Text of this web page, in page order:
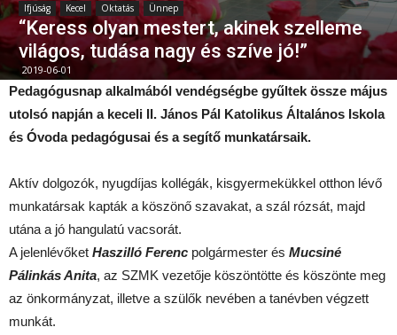
Ifjúság Kecel Oktatás Ünnep
“Keress olyan mestert, akinek szelleme
világos, tudása nagy és szíve jó!”
2019-06-01
Pedagógusnap alkalmából vendégségbe gyűltek össze május
utolsó napján a keceli II. János Pál Katolikus Általános Iskola
és Óvoda pedagógusai és a segítő munkatársaik.
Aktív dolgozók, nyugdíjas kollégák, kisgyermekükkel otthon lévő
munkatársak kapták a köszönő szavakat, a szál rózsát, majd
utána a jó hangulatú vacsorát.
A jelenlévőket Haszilló Ferenc polgármester és Mucsiné
Pálinkás Anita, az SZMK vezetője köszöntötte és köszönte meg
az önkormányzat, illetve a szülők nevében a tanévben végzett
munkát.